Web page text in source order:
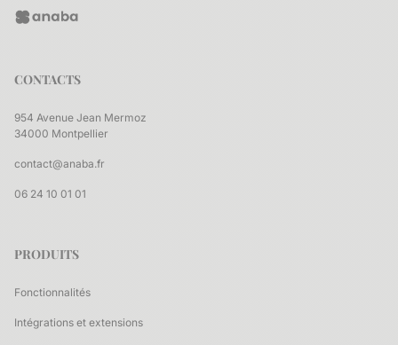
CONTACTS
954 Avenue Jean Mermoz
34000 Montpellier
contact@anaba.fr
06 24 10 01 01
PRODUITS
Fonctionnalités
Intégrations et extensions